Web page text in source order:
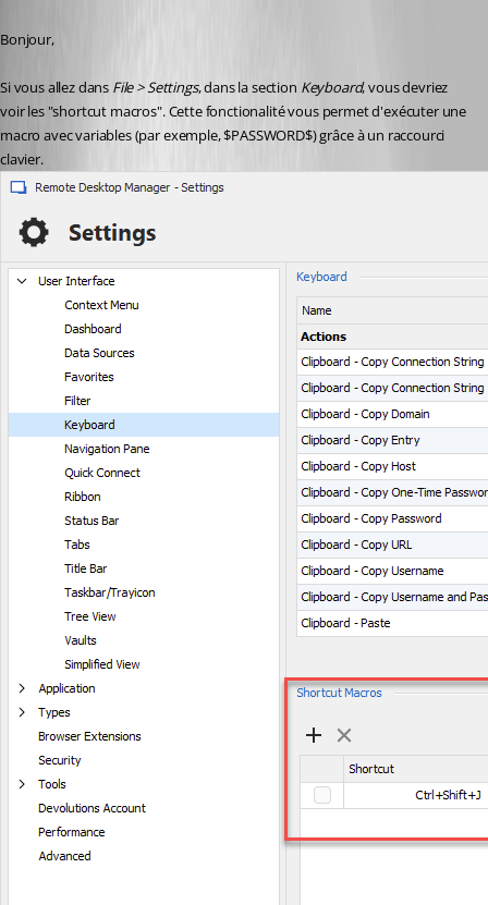
Bonjour,
Si vous allez dans File > Settings, dans la section Keyboard, vous devriez
voir les "shortcut macros". Cette fonctionalité vous permet d'exécuter une
macro avec variables (par exemple, $PASSWORD$) grâce à un raccourci
clavier.